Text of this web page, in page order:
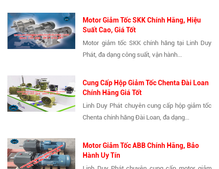
Motor Giảm Tốc SKK Chính Hãng, Hiệu
Suất Cao, Giá Tốt
Motor giảm tốc SKK chính hãng tại Linh Duy
Phát, đa dạng công suất, vận hành...
Cung Cấp Hộp Giảm Tốc Chenta Đài Loan
Chính Hãng Giá Tốt
Linh Duy Phát chuyên cung cấp hộp giảm tốc
Chenta chính hãng Đài Loan, đa dạng...
Motor Giảm Tốc ABB Chính Hãng, Bảo
Hành Uy Tín